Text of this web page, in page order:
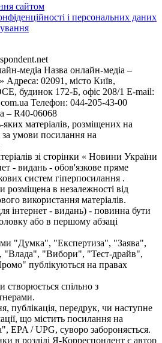
сайтом
і персональних даних
медіа Назва онлайн-медіа –
Адреса: 02091, місто Київ,
будинок 172-Б, офіс 208/1 E-mail:
Телефон: 044-205-43-00
– R40-06068
матеріалів, розміщених на
за умови посилання на
зі сторінки « Новини України
- видань - обов'язкове пряме
систем гіперпосилання .
розміщена в незалежності від
використання матеріалів.
інтернет - видань) - повинна бути
або в першому абзаці
"Думка", "Експертиза", "Заява",
"Влада", "Вибори", "Тест-драйв",
публікуються на правах
створюється спільно з
публікація, передрук, чи наступне
що містить посилання на
EPA / UPG, суворо забороняється.
в розділі Я-Корреспондент є автор